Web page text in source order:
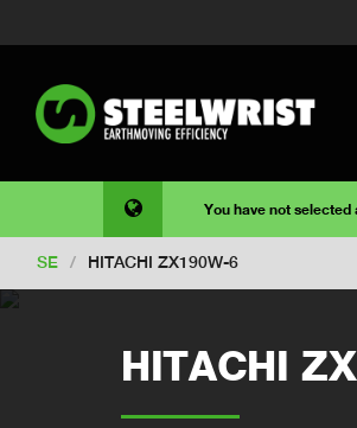
You have not
SE / HITACHI ZX190W-6
HITACHI